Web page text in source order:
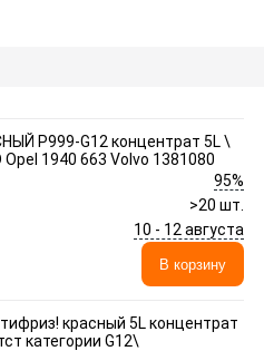
P999-G12 концентрат 5L \
Opel 1940 663 Volvo 1381080
95%
>20 шт.
10 - 12 августа
В корзину
красный 5L концентрат
категории G12\